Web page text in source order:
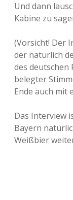
Und dann
Kabine zu
(Vorsicht! Der
der natürlich
des deutschen
belegter
Ende auch mit
Das Interview
Bayern
Weißbier